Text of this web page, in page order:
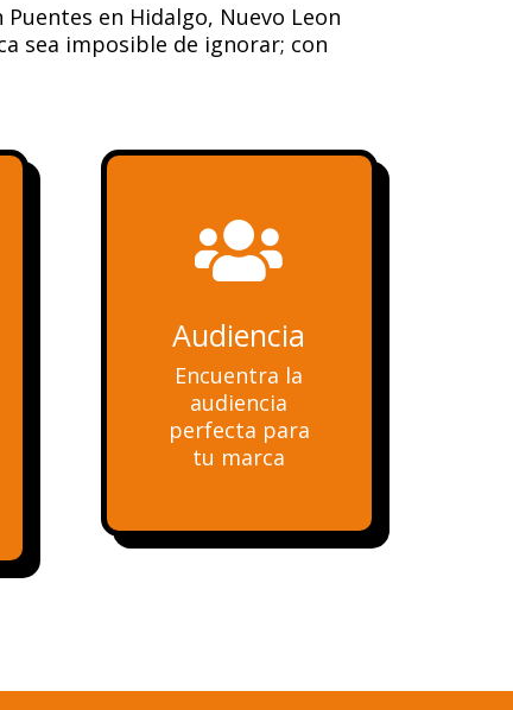
en Hidalgo, Nuevo Leon
sea imposible de ignorar; con

Audiencia
Encuentra la
audiencia
perfecta para
tu marca